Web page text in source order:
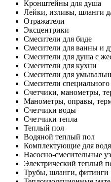
Кронштейны для душа
Лейки, изливы, шланги
Отражатели
Эксцентрики
Смесители для биде
Смесители для ванны и
Смесители для душа с
Смесители для кухни
Смесители для
Смесители специального
Счетчики, манометры,
Манометры, оправы,
Счетчики воды
Счетчики тепла
Теплый пол
Водяной теплый пол
Комплектующие для
Насосно-смесительные
Электрический теплый
Трубы, шланги, фитинги